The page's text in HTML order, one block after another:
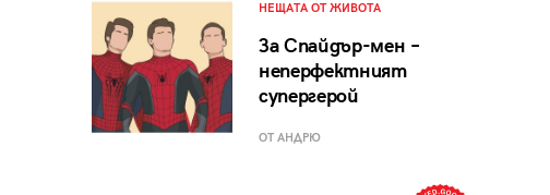
НЕЩАТА ОТ ЖИВОТА
За Спайдър-мен –
неперфектният
супергерой
ОТ АНДРЮ